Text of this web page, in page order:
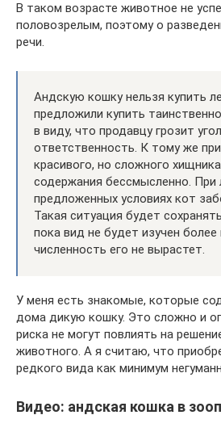
В таком возрасте животное не
половозрелым, поэтому о
речи.
Андскую кошку нельзя купить
предложили купить
в виду, что продавцу грозит
ответственность. К тому же
красивого, но сложного
содержания бессмысленно.
предложенных условиях кот
Такая ситуация будет
пока вид не будет изучен
численность его не вырастет.
У меня есть знакомые, которые
дома дикую кошку. Это сложно и
риска не могут повлиять на
животного. А я считаю, что
редкого вида как минимум
Видео: андская кошка в